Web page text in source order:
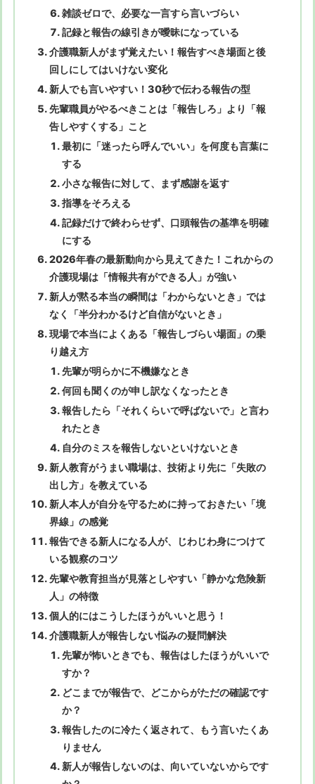
雑談ゼロで、必要な一言すら言いづらい
記録と報告の線引きが曖昧になっている
介護職新人がまず覚えたい！報告すべき場面と後
回しにしてはいけない変化
新人でも言いやすい！30秒で伝わる報告の型
先輩職員がやるべきことは「報告しろ」より「報
告しやすくする」こと
最初に「迷ったら呼んでいい」を何度も言葉に
する
小さな報告に対して、まず感謝を返す
指導をそろえる
記録だけで終わらせず、口頭報告の基準を明確
にする
2026年春の最新動向から見えてきた！これからの
介護現場は「情報共有ができる人」が強い
新人が黙る本当の瞬間は「わからないとき」では
なく「半分わかるけど自信がないとき」
現場で本当によくある「報告しづらい場面」の乗
り越え方
先輩が明らかに不機嫌なとき
何回も聞くのが申し訳なくなったとき
報告したら「それくらいで呼ばないで」と言わ
れたとき
自分のミスを報告しないといけないとき
新人教育がうまい職場は、技術より先に「失敗の
出し方」を教えている
新人本人が自分を守るために持っておきたい「境
界線」の感覚
報告できる新人になる人が、じわじわ身につけて
いる観察のコツ
先輩や教育担当が見落としやすい「静かな危険新
人」の特徴
個人的にはこうしたほうがいいと思う！
介護職新人が報告しない悩みの疑問解決
先輩が怖いときでも、報告はしたほうがいいで
すか？
どこまでが報告で、どこからがただの確認です
か？
報告したのに冷たく返されて、もう言いたくあ
りません
新人が報告しないのは、向いていないからです